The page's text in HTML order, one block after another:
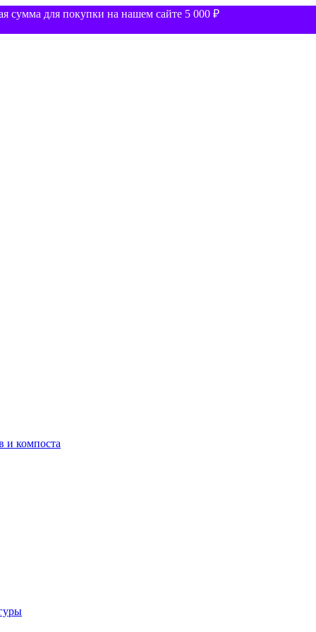
сумма для покупки на нашем сайте 5 000 ₽
и компоста